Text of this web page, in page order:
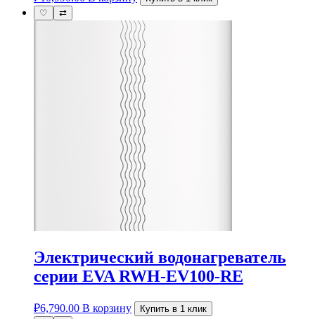
♡
⇄
Электрический водонагреватель
серии EVA RWH-EV100-RE
₽6,790.00 В корзину
Купить в 1 клик